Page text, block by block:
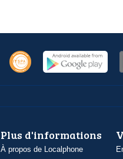
Plus d'informations
À propos de Localphone